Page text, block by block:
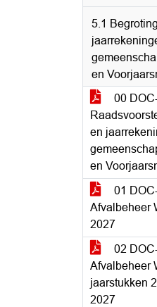
5.1
en
00
en
en
01
Afvalbeheer
2027
02
Afvalbeheer
jaarstukken
2027